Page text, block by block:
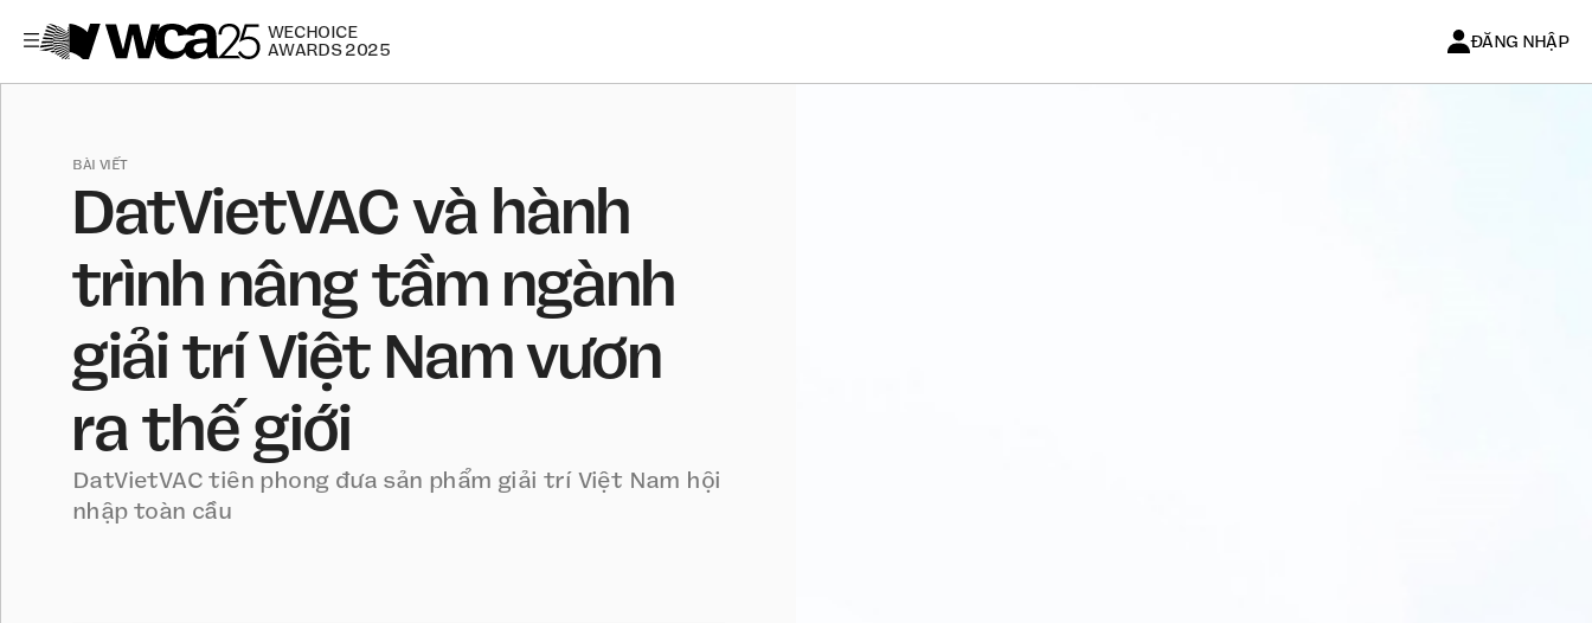
WECHOICE
AWARDS 2025 ĐĂNG NHẬP
BÀI VIẾT
DatVietVAC và hành
trình nâng tầm ngành
giải trí Việt Nam vươn
ra thế giới
DatVietVAC tiên phong đưa sản phẩm giải trí Việt Nam hội
nhập toàn cầu